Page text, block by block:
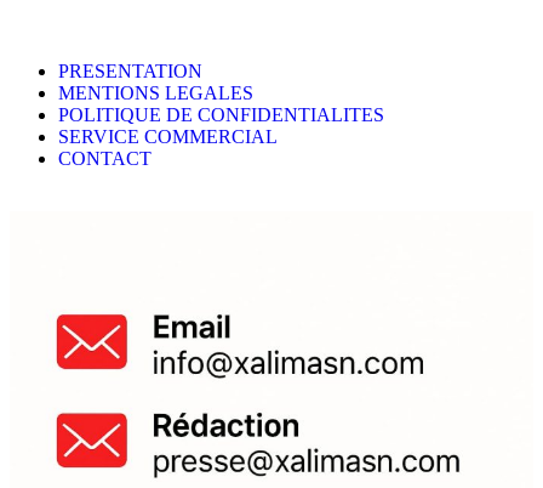
PRESENTATION
MENTIONS LEGALES
POLITIQUE DE CONFIDENTIALITES
SERVICE COMMERCIAL
CONTACT